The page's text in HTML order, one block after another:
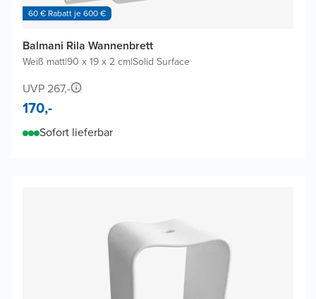
60 € Rabatt je 600 €
Balmani Rila Wannenbrett
Weiß matt|90 x 19 x 2 cm|Solid Surface
UVP 267,-
170,-
Sofort lieferbar